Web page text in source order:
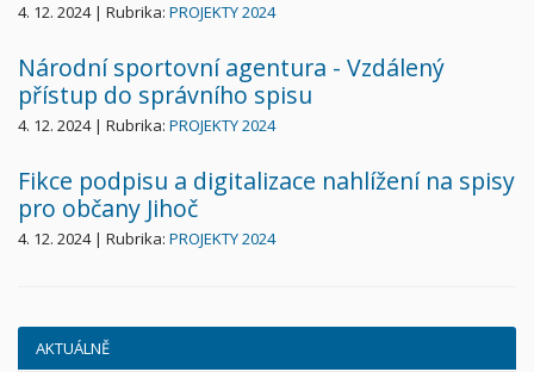
4. 12. 2024 | Rubrika: PROJEKTY 2024
Národní sportovní agentura - Vzdálený
přístup do správního spisu
4. 12. 2024 | Rubrika: PROJEKTY 2024
Fikce podpisu a digitalizace nahlížení na spisy
pro občany Jihoč
4. 12. 2024 | Rubrika: PROJEKTY 2024
AKTUÁLNĚ